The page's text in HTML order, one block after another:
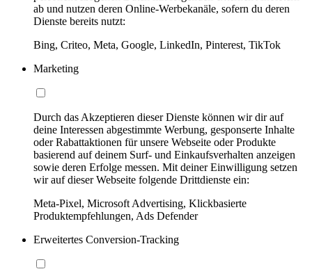
ab und nutzen deren Online-Werbekanäle, sofern du deren
Dienste bereits nutzt:
Bing, Criteo, Meta, Google, LinkedIn, Pinterest, TikTok
Marketing
Durch das Akzeptieren dieser Dienste können wir dir auf
deine Interessen abgestimmte Werbung, gesponserte Inhalte
oder Rabattaktionen für unsere Webseite oder Produkte
basierend auf deinem Surf- und Einkaufsverhalten anzeigen
sowie deren Erfolge messen. Mit deiner Einwilligung setzen
wir auf dieser Webseite folgende Drittdienste ein:
Meta-Pixel, Microsoft Advertising, Klickbasierte
Produktempfehlungen, Ads Defender
Erweitertes Conversion-Tracking